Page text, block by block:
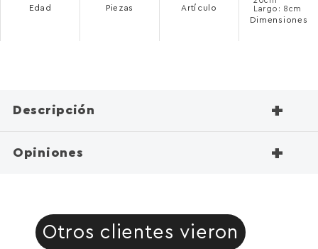
Edad Piezas Artículo
Largo: 8cm
Dimensiones
Descripción +
Opiniones +
Otros clientes vieron